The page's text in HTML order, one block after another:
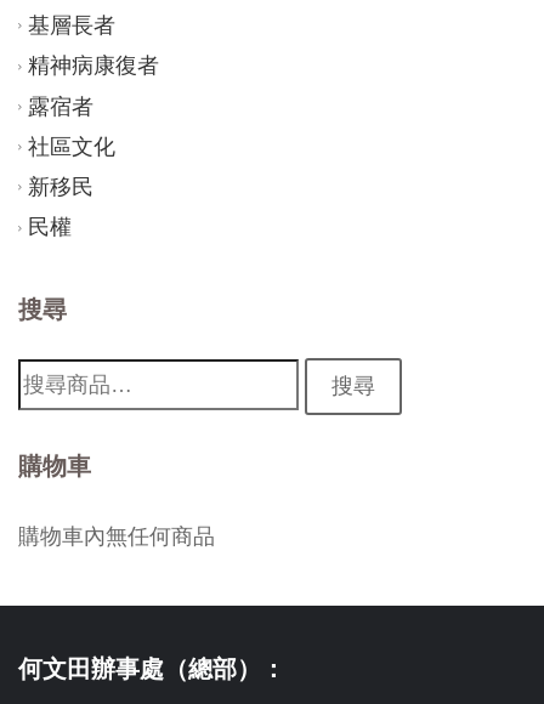
基層長者
精神病康復者
露宿者
社區文化
新移民
民權
搜尋
搜
搜尋
購物車
購物車內無任何商品
何文田辦事處（總部）：